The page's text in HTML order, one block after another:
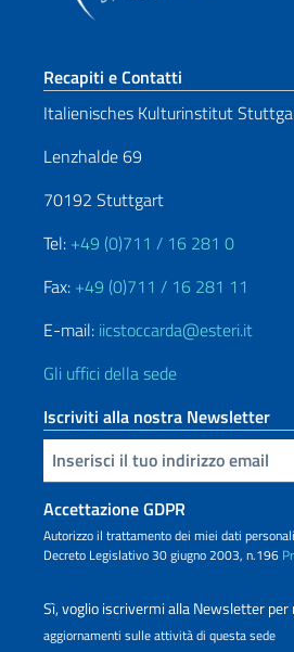
Sezione footer
Recapiti e Contatti
Italienisches Kulturinstitut
Lenzhalde 69
70192 Stuttgart
Tel: +49 (0)711 / 16 281 0
Fax: +49 (0)711 / 16 281 11
E-mail: iicstoccarda@esteri.it
Gli uffici della sede
Iscriviti alla nostra Newsletter
Inserisci la tua email
Accettazione GDPR
Autorizzo il trattamento dei miei dati
Decreto Legislativo 30 giugno 2003, n.196
Sì, voglio iscrivermi alla Newsletter per
aggiornamenti sulle attività di questa sede